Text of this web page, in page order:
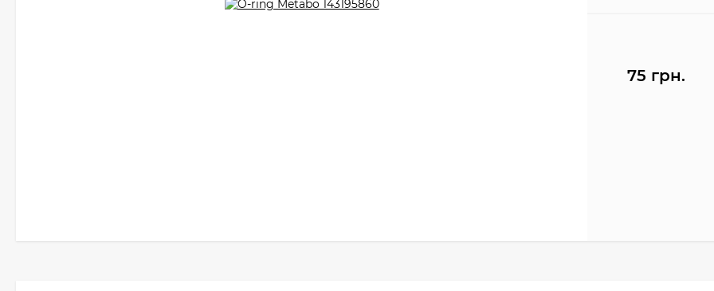
75 грн.